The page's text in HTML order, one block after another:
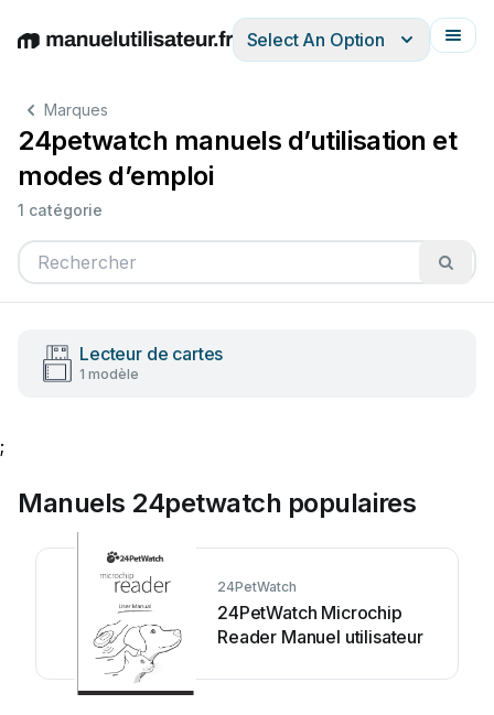
EnglishDeutschEspañolItalianoFrançais
Select An Option
Marques
24petwatch manuels d’utilisation et
modes d’emploi
1 catégorie
Lecteur de cartes
1 modèle
;
Manuels 24petwatch populaires
24PetWatch
24PetWatch Microchip
Reader Manuel utilisateur